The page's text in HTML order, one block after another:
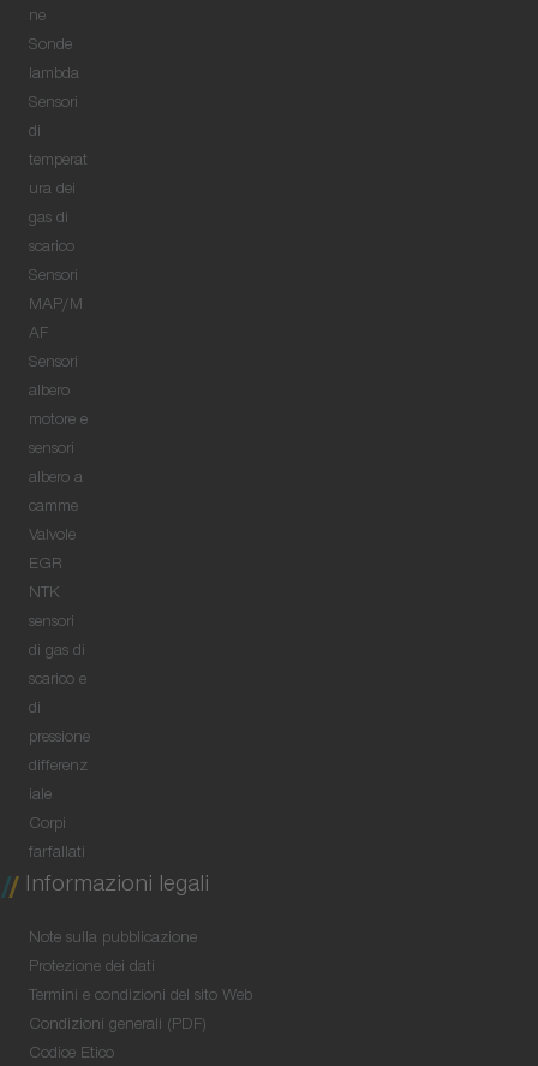
ne
Sonde
lambda
Sensori
di
temperat
ura dei
gas di
scarico
Sensori
MAP/M
AF
Sensori
albero
motore e
sensori
albero a
camme
Valvole
EGR
NTK
sensori
di gas di
scarico e
di
pressione
differenz
iale
Corpi
farfallati
Informazioni legali
Note sulla pubblicazione
Protezione dei dati
Termini e condizioni del sito Web
Condizioni generali (PDF)
Codice Etico